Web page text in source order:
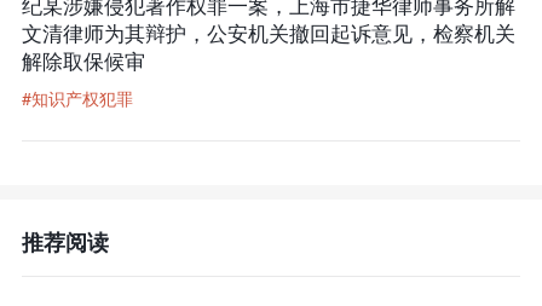
文清律师为其辩护，公安机关撤回起诉意见，检察机关
解除取保候审
#知识产权犯罪
推荐阅读